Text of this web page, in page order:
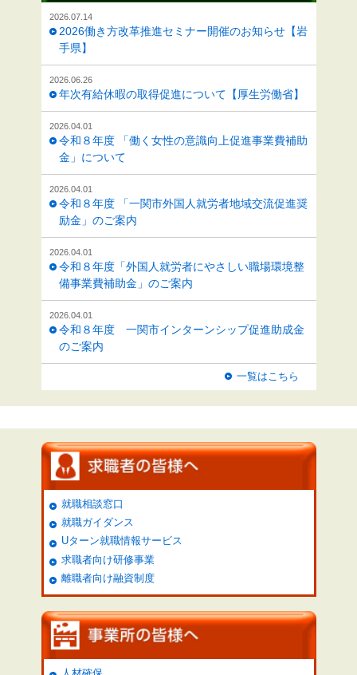
2026.07.14
2026働き方改革推進セミナー開催のお知らせ【岩
手県】
2026.06.26
年次有給休暇の取得促進について【厚生労働省】
2026.04.01
令和８年度 「働く女性の意識向上促進事業費補助
金」について
2026.04.01
令和８年度 「一関市外国人就労者地域交流促進奨
励金」のご案内
2026.04.01
令和８年度「外国人就労者にやさしい職場環境整
備事業費補助金」のご案内
2026.04.01
令和８年度 一関市インターンシップ促進助成金
のご案内
一覧はこちら
就職相談窓口
就職ガイダンス
Uターン就職情報サービス
求職者向け研修事業
離職者向け融資制度